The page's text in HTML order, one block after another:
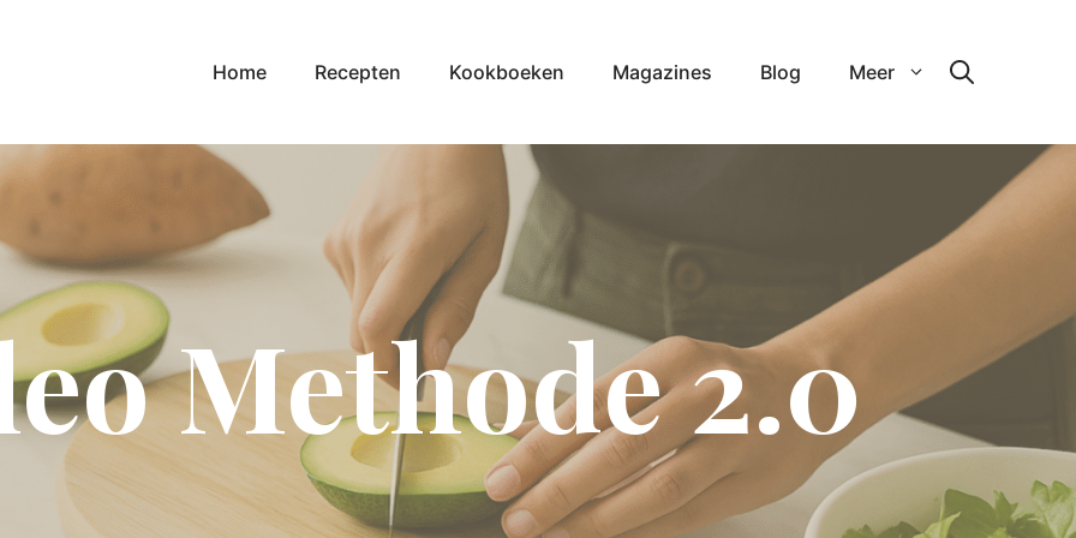
Home Recepten Kookboeken Magazines Blog Meer
Methode 2.0